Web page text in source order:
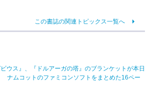
この書誌の関連トピックス一覧へ
ビウス』、『ドルアーガの塔』のブランケットが本日
ナムコットのファミコンソフトをまとめた16ペー